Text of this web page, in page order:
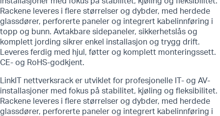
Rackene leveres i flere størrelser og dybder, med herdede
glassdører, perforerte paneler og integrert kabelinnføring i
topp og bunn. Avtakbare sidepaneler, sikkerhetslås og
komplett jording sikrer enkel installasjon og trygg drift.
Leveres ferdig med hjul, føtter og komplett monteringssett.
CE- og RoHS-godkjent.
LinkIT nettverksrack er utviklet for profesjonelle IT- og AV-
installasjoner med fokus på stabilitet, kjøling og fleksibilitet.
Rackene leveres i flere størrelser og dybder, med herdede
glassdører, perforerte paneler og integrert kabelinnføring i